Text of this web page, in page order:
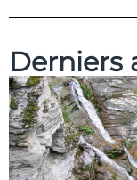
Derniers